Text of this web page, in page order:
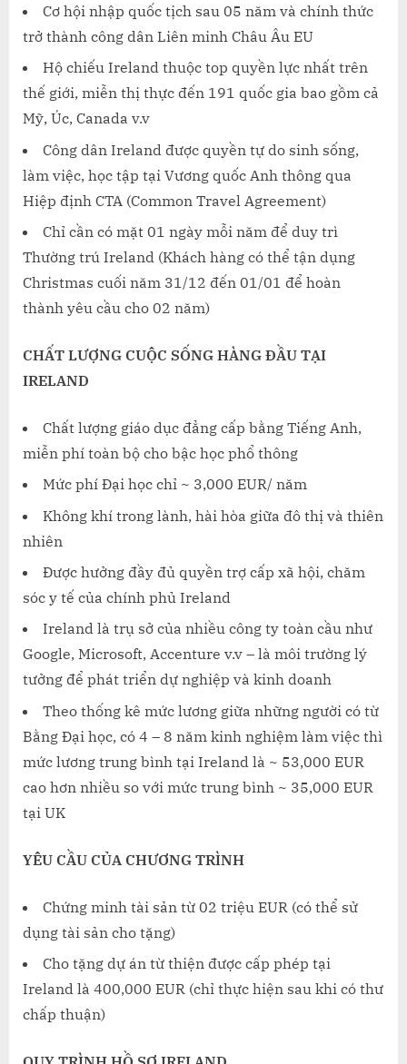
Cơ hội nhập quốc tịch sau 05 năm và chính thức
trở thành công dân Liên minh Châu Âu EU
Hộ chiếu Ireland thuộc top quyền lực nhất trên
thế giới, miễn thị thực đến 191 quốc gia bao gồm cả
Mỹ, Úc, Canada v.v
Công dân Ireland được quyền tự do sinh sống,
làm việc, học tập tại Vương quốc Anh thông qua
Hiệp định CTA (Common Travel Agreement)
Chỉ cần có mặt 01 ngày mỗi năm để duy trì
Thường trú Ireland (Khách hàng có thể tận dụng
Christmas cuối năm 31/12 đến 01/01 để hoàn
thành yêu cầu cho 02 năm)
CHẤT LƯỢNG CUỘC SỐNG HÀNG ĐẦU TẠI
IRELAND
Chất lượng giáo dục đẳng cấp bằng Tiếng Anh,
miễn phí toàn bộ cho bậc học phổ thông
Mức phí Đại học chỉ ~ 3,000 EUR/ năm
Không khí trong lành, hài hòa giữa đô thị và thiên
nhiên
Được hưởng đầy đủ quyền trợ cấp xã hội, chăm
sóc y tế của chính phủ Ireland
Ireland là trụ sở của nhiều công ty toàn cầu như
Google, Microsoft, Accenture v.v – là môi trường lý
tưởng để phát triển dự nghiệp và kinh doanh
Theo thống kê mức lương giữa những người có từ
Bằng Đại học, có 4 – 8 năm kinh nghiệm làm việc thì
mức lương trung bình tại Ireland là ~ 53,000 EUR
cao hơn nhiều so với mức trung bình ~ 35,000 EUR
tại UK
YÊU CẦU CỦA CHƯƠNG TRÌNH
Chứng minh tài sản từ 02 triệu EUR (có thể sử
dụng tài sản cho tặng)
Cho tặng dự án từ thiện được cấp phép tại
Ireland là 400,000 EUR (chỉ thực hiện sau khi có thư
chấp thuận)